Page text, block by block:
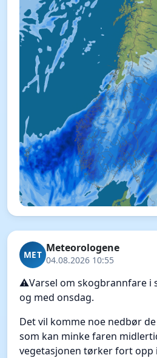
MET
Meteorologene
04.08.2026 10:55
⚠️Varsel om skogbrannfare i
og med onsdag.
Det vil komme noe nedbør
som kan minke faren
vegetasjonen tørker fort opp